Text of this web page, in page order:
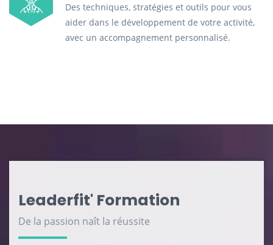
Des techniques, stratégies et outils pour vous
aider dans le développement de votre activité,
avec un accompagnement personnalisé.
Leaderfit' Formation
De la passion naît la réussite